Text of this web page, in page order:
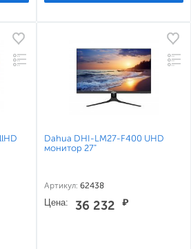
Dahua DHI-LM27-F400 UHD
монитор 27"
Артикул: 62438
Цена: 36 232 ₽